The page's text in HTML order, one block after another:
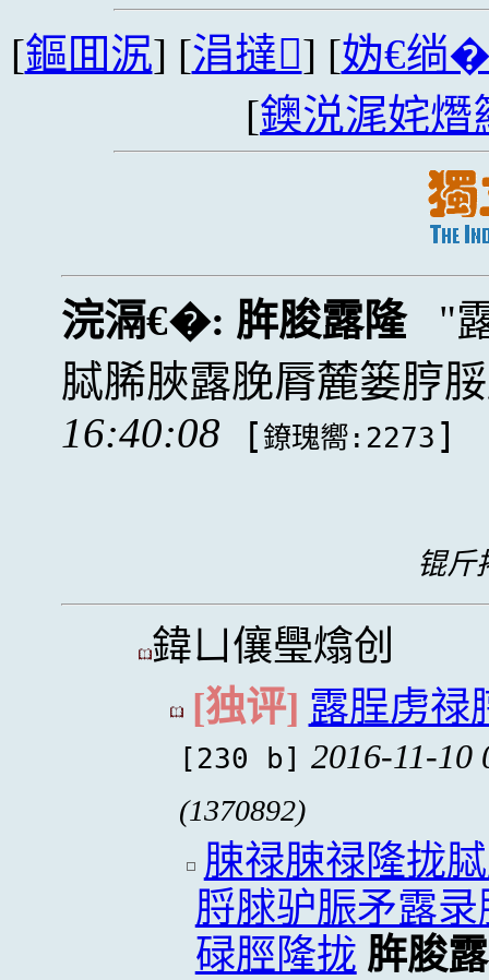
[鏂囬泦] [涓撻] [妫€绱
[鐭涚浘姹熸
浣滆€�: 脌脧露隆
脦脪脥露脕脣麓篓脝
16:40:08
[鐐瑰嚮:2273 ]
锟斤
鍏ㄩ儴璺熻创
[独评] 露脭虏禄
[230 b] 2016-11-10
(1370892)
脨禄脨禄隆拢
脟脙驴脤矛露
碌脛隆拢 脌脧